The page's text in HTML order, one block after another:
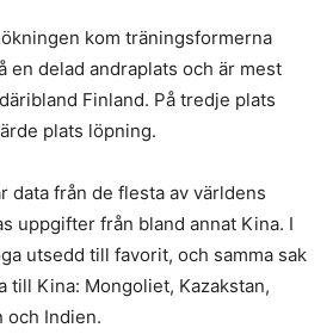
kom träningsformerna
en delad andraplats och är mest
Finland. På tredje plats
plats löpning.
data från de flesta av världens
uppgifter från bland annat Kina. I
utsedd till favorit, och samma sak
till Kina: Mongoliet, Kazakstan,
och Indien.